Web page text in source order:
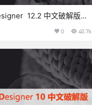
12.2 中文破解版下
0 40.7k